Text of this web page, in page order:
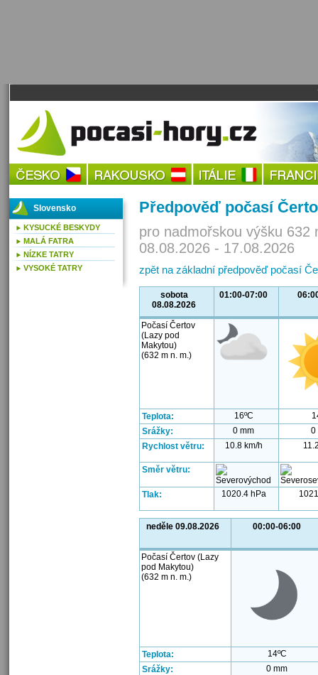
Předpověď počasí
pro nadmořskou výšku 632
08.08.2026 - 17.08.2026
zpět na základní předpověď počasí
sobota
08.08.2026
01:00-07:00
Počasí Čertov
(Lazy pod
Makytou)
(632 m n. m.)
Teplota: 16ºC
Srážky:
0 mm
0
Rychlost větru:
10.8 km/h
Směr větru:
Tlak: 1020.4 hPa
neděle 09.08.2026 00:00-06:00
Počasí Čertov (Lazy
pod Makytou)
(632 m n. m.)
Teplota:
14ºC
Srážky:
0 mm
Slovensko
KYSUCKÉ BESKYDY
MALÁ FATRA
NÍZKE TATRY
VYSOKÉ TATRY